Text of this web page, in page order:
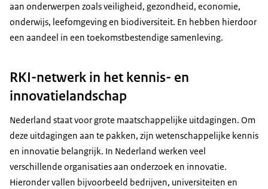
aan onderwerpen zoals veiligheid, gezondheid, economie,
onderwijs, leefomgeving en biodiversiteit. En hebben hierdoor
een aandeel in een toekomstbestendige samenleving.
RKI-netwerk in het kennis- en
innovatielandschap
Nederland staat voor grote maatschappelijke uitdagingen. Om
deze uitdagingen aan te pakken, zijn wetenschappelijke kennis
en innovatie belangrijk. In Nederland werken veel
verschillende organisaties aan onderzoek en innovatie.
Hieronder vallen bijvoorbeeld bedrijven, universiteiten en